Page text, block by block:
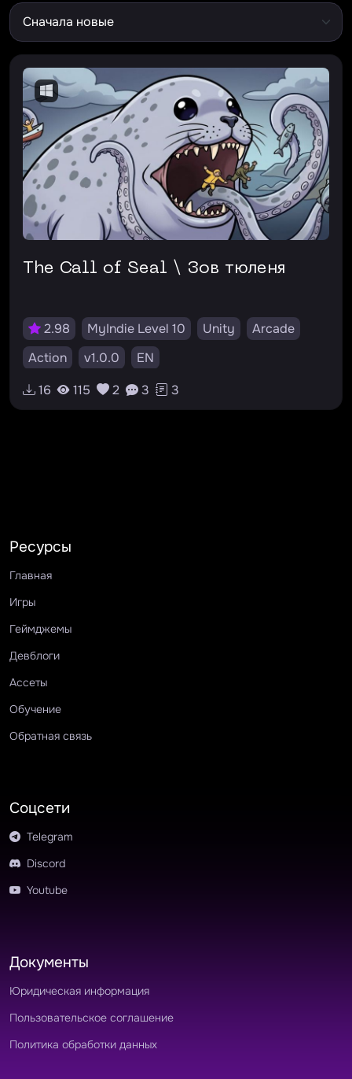
The Call of Seal \ Зов тюленя
2.98 MyIndie Level 10 Unity
Arcade
Action
v1.0.0
EN
16
115 2 3 3
Ресурсы
Главная
Игры
Геймджемы
Девблоги
Ассеты
Обучение
Обратная связь
Соцсети
Telegram
Discord
Youtube
Документы
Юридическая информация
Пользовательское соглашение
Политика обработки данных